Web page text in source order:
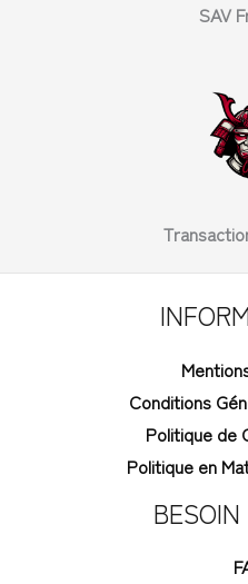
SAV
Conditions
Politique de
Politique en
BESOIN